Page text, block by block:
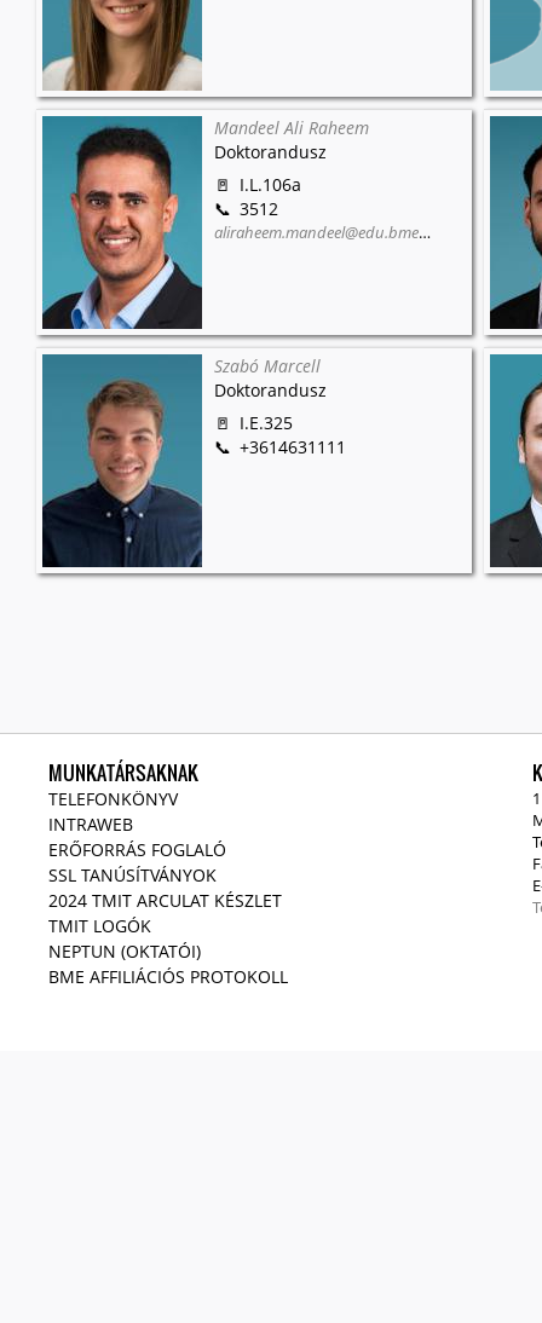
Mandeel Ali Raheem
Doktorandusz
I.L.106a
3512
aliraheem.mandeel@edu.bme.hu
Szabó Marcell
Doktorandusz
I.E.325
+3614631111
MUNKATÁRSAKNAK
TELEFONKÖNYV
INTRAWEB
ERŐFORRÁS FOGLALÓ
SSL TANÚSÍTVÁNYOK
2024 TMIT ARCULAT KÉSZLET
TMIT LOGÓK
NEPTUN (OKTATÓI)
BME AFFILIÁCIÓS PROTOKOLL